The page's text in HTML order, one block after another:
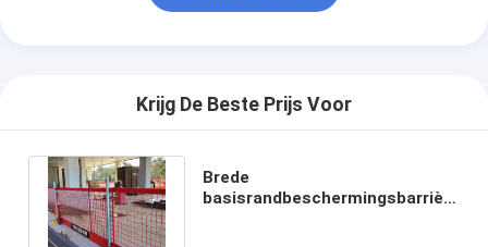
Krijg De Beste Prijs Voor
Brede
basisrandbeschermingsbarrière